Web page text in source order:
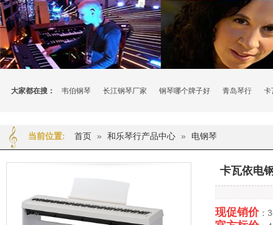
大家都在搜： 韦伯钢琴 长江钢琴厂家 钢琴哪个牌子好 青岛琴行 卡
当前位置: 首页 » 和乐琴行产品中心 » 电钢琴
卡瓦依电
现促销价：